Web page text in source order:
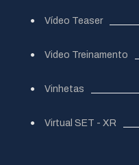
Vídeo Teaser
Video Treinamento
Vinhetas
Virtual SET - XR